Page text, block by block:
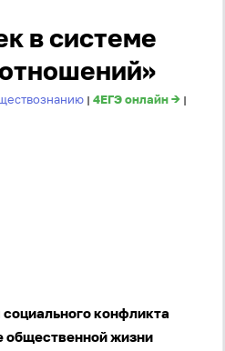
в системе
| 4ЕГЭ онлайн → |
конфликта
общественной жизни